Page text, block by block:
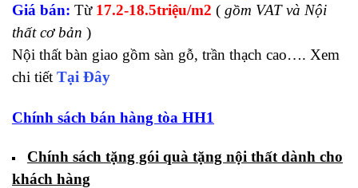
Giá bán: Từ 17.2-18.5triệu/m2 ( gồm VAT và Nội
thất cơ bản )
Nội thất bàn giao gồm sàn gỗ, trần thạch cao…. Xem
chi tiết Tại Đây
Chính sách bán hàng tòa HH1
Chính sách tặng gói quà tặng nội thất dành cho
khách hàng